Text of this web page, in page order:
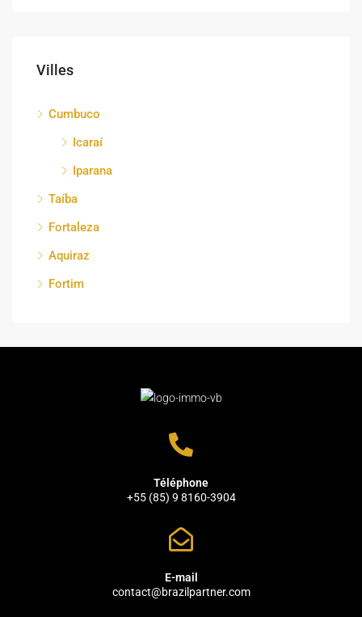
Villes
Cumbuco
Icaraí
Iparana
Taíba
Fortaleza
Aquiraz
Fortim
Téléphone
+55 (85) 9 8160-3904
E-mail
contact@brazilpartner.com